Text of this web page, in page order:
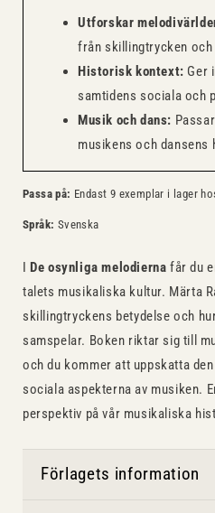
Utforskar
från skillingtrycken
Historisk kontext: Ger
samtidens sociala och
Musik och dans:
musikens och dansens
Passa på: Endast 9 exemplar i lager
Språk: Svenska
IDe osynliga melodierna får du
talets musikaliska kultur. Märta
skillingtryckens betydelse och
samspelar. Boken riktar sig till
och du kommer att uppskatta
sociala aspekterna av musiken.
perspektiv på vår musikaliska
Förlagets information